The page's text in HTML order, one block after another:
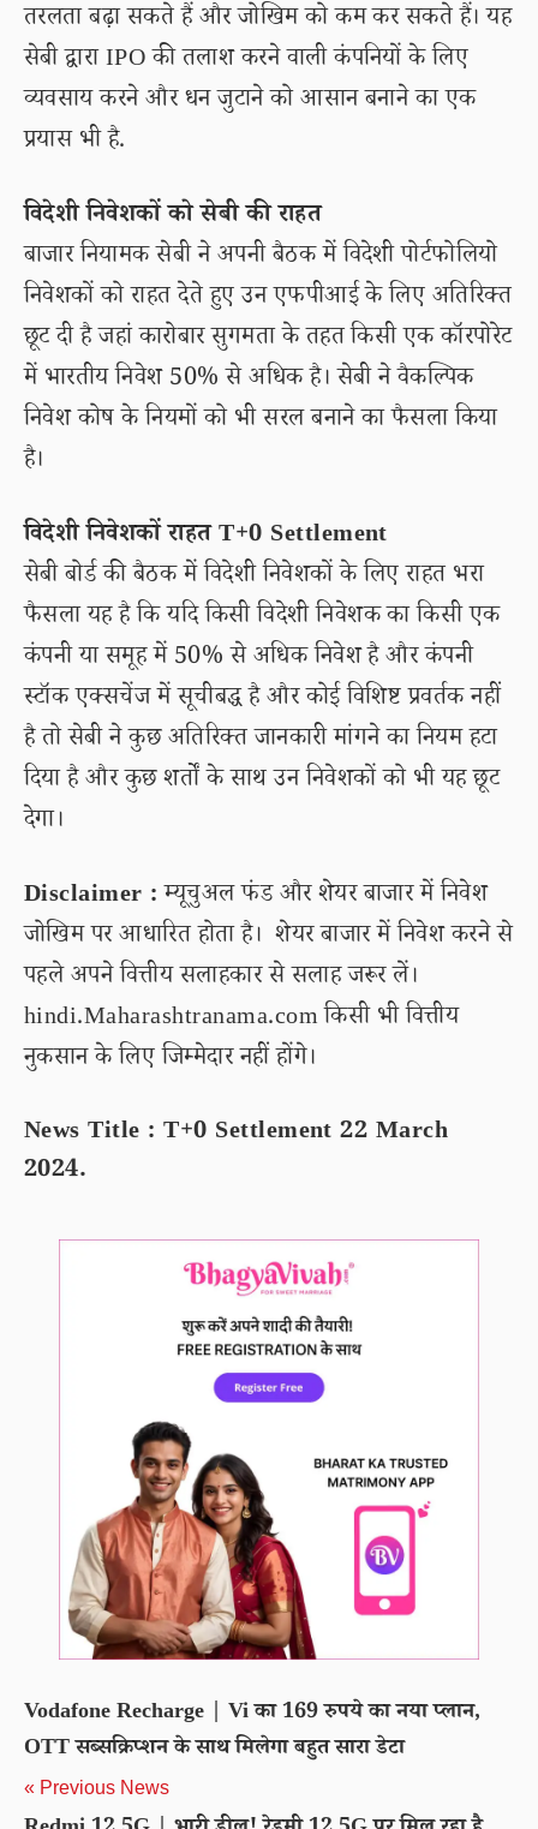
तरलता बढ़ा सकते हैं और जोखिम को कम कर सकते हैं। यह
सेबी द्वारा IPO की तलाश करने वाली कंपनियों के लिए
व्यवसाय करने और धन जुटाने को आसान बनाने का एक
प्रयास भी है.
विदेशी निवेशकों को सेबी की राहत
बाजार नियामक सेबी ने अपनी बैठक में विदेशी पोर्टफोलियो
निवेशकों को राहत देते हुए उन एफपीआई के लिए अतिरिक्त
छूट दी है जहां कारोबार सुगमता के तहत किसी एक कॉरपोरेट
में भारतीय निवेश 50% से अधिक है। सेबी ने वैकल्पिक
निवेश कोष के नियमों को भी सरल बनाने का फैसला किया
है।
विदेशी निवेशकों राहत T+0 Settlement
सेबी बोर्ड की बैठक में विदेशी निवेशकों के लिए राहत भरा
फैसला यह है कि यदि किसी विदेशी निवेशक का किसी एक
कंपनी या समूह में 50% से अधिक निवेश है और कंपनी
स्टॉक एक्सचेंज में सूचीबद्ध है और कोई विशिष्ट प्रवर्तक नहीं
है तो सेबी ने कुछ अतिरिक्त जानकारी मांगने का नियम हटा
दिया है और कुछ शर्तों के साथ उन निवेशकों को भी यह छूट
देगा।
Disclaimer :म्यूचुअल फंड और शेयर बाजार में निवेश
जोखिम पर आधारित होता है। शेयर बाजार में निवेश करने से
पहले अपने वित्तीय सलाहकार से सलाह जरूर लें।
hindi.Maharashtranama.com किसी भी वित्तीय
नुकसान के लिए जिम्मेदार नहीं होंगे।
News Title : T+0 Settlement 22 March
2024.
Vodafone Recharge | Vi का 169 रुपये का नया प्लान,
OTT सब्सक्रिप्शन के साथ मिलेगा बहुत सारा डेटा
« Previous News